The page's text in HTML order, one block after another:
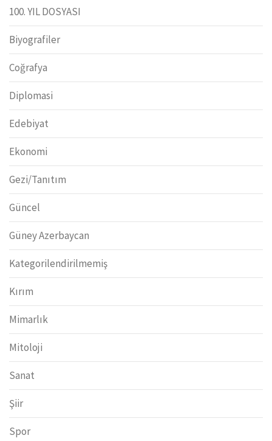
100. YIL DOSYASI
Biyografiler
Coğrafya
Diplomasi
Edebiyat
Ekonomi
Gezi/Tanıtım
Güncel
Güney Azerbaycan
Kategorilendirilmemiş
Kırım
Mimarlık
Mitoloji
Sanat
Şiir
Spor